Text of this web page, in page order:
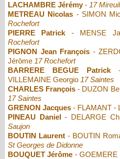
LACHAMBRE Jérémy- 17 Mireuil
METREAU Nicolas - SIMON
Rochefort
PIERRE Patrick - MENSE
Rochefort
PIGNON Jean François -
Jérôme 17 Rochefort
BARRERE BEGUE Patrick-
VILLEMAINE Georgio 17 Saintes
CHARLES François - DUZON
17 Saintes
GRENON Jacques - FLAMANT -
PINEAU Daniel- DELARGE
Saujon
BOUTIN Laurent - BOUTIN
St Georges de Didonne
BOUQUET Jérôme - GOEMERE